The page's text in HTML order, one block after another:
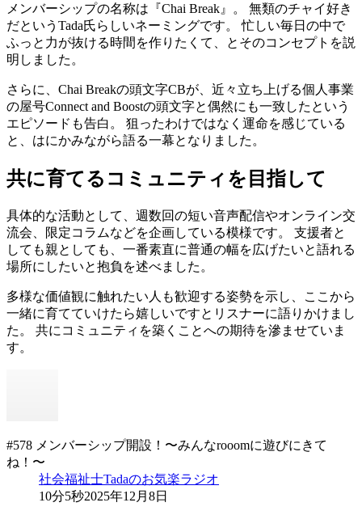
メンバーシップの名称は『Chai Break』。 無類のチャイ好き
だというTada氏らしいネーミングです。 忙しい毎日の中で
ふっと力が抜ける時間を作りたくて、とそのコンセプトを説
明しました。
さらに、Chai Breakの頭文字CBが、近々立ち上げる個人事業
の屋号Connect and Boostの頭文字と偶然にも一致したという
エピソードも告白。 狙ったわけではなく運命を感じている
と、はにかみながら語る一幕となりました。
共に育てるコミュニティを目指して
具体的な活動として、週数回の短い音声配信やオンライン交
流会、限定コラムなどを企画している模様です。 支援者と
しても親としても、一番素直に普通の幅を広げたいと語れる
場所にしたいと抱負を述べました。
多様な価値観に触れたい人も歓迎する姿勢を示し、ここから
一緒に育てていけたら嬉しいですとリスナーに語りかけまし
た。 共にコミュニティを築くことへの期待を滲ませていま
す。
#578 メンバーシップ開設！〜みんなrooomに遊びにきて
ね！〜
社会福祉士Tadaのお気楽ラジオ
10分5秒2025年12月8日